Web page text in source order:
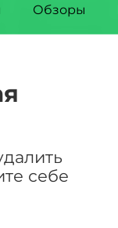
Обзоры
себе